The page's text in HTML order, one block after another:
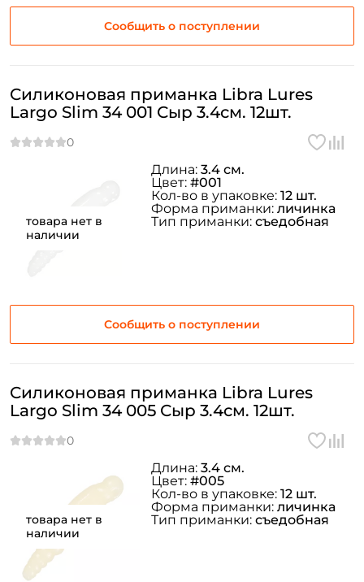
Сообщить о поступлении
товара нет в
наличии
Силиконовая приманка Libra Lures
Largo Slim 34 001 Сыр 3.4см. 12шт.
Сообщить о поступлении
Длина: 3.4 см.
Цвет: #001
Кол-во в упаковке: 12 шт.
Форма приманки: личинка
Тип приманки: съедобная
товара нет в
наличии
Силиконовая приманка Libra Lures
Largo Slim 34 005 Сыр 3.4см. 12шт.
Длина: 3.4 см.
Цвет: #005
Кол-во в упаковке: 12 шт.
Форма приманки: личинка
Тип приманки: съедобная